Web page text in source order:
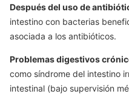
Después del uso de
intestino con bacterias
asociada a los antibióticos.
Problemas digestivos
como síndrome del intestino
intestinal (bajo supervisión